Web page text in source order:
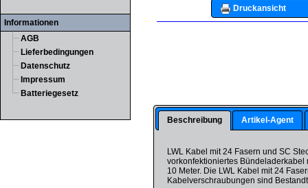
Informationen
AGB
Lieferbedingungen
Datenschutz
Impressum
Batteriegesetz
Druckansicht
Beschreibung Artikel-Agent
LWL Kabel mit 24 Fasern und SC
vorkonfektioniertes
10 Meter. Die LWL Kabel mit 24
Kabelverschraubungen sind